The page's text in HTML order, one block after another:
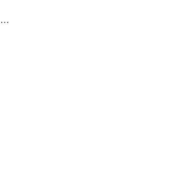
をお待ちしていま ···